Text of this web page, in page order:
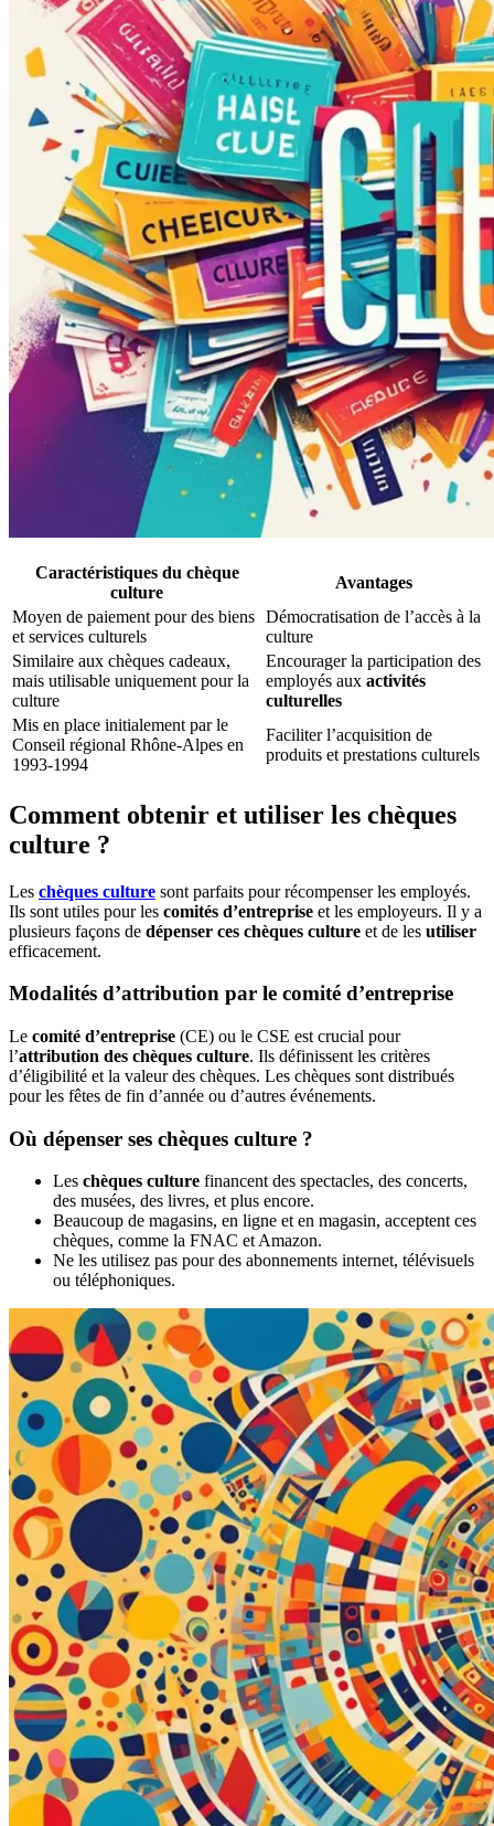
Caractéristiques du chèque
culture
Avantages
Moyen de paiement pour des biens
et services culturels
Démocratisation de l’accès à la
culture
Similaire aux chèques cadeaux,
mais utilisable uniquement pour la
culture
Encourager la participation des
employés aux activités
culturelles
Mis en place initialement par le
Conseil régional Rhône-Alpes en
1993-1994
Faciliter l’acquisition de
produits et prestations culturels
Comment obtenir et utiliser les chèques
culture ?
Les chèques culture sont parfaits pour récompenser les employés.
Ils sont utiles pour les comités d’entreprise et les employeurs. Il y a
plusieurs façons de dépenser ces chèques culture et de les utiliser
efficacement.
Modalités d’attribution par le comité d’entreprise
Le comité d’entreprise (CE) ou le CSE est crucial pour
l’attribution des chèques culture. Ils définissent les critères
d’éligibilité et la valeur des chèques. Les chèques sont distribués
pour les fêtes de fin d’année ou d’autres événements.
Où dépenser ses chèques culture ?
Les chèques culture financent des spectacles, des concerts,
des musées, des livres, et plus encore.
Beaucoup de magasins, en ligne et en magasin, acceptent ces
chèques, comme la FNAC et Amazon.
Ne les utilisez pas pour des abonnements internet, télévisuels
ou téléphoniques.